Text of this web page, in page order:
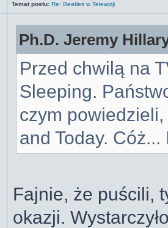
Temat postu: Re: Beatles w Telewizji
Ph.D. Jeremy
Przed chwilą na
Sleeping.
czym powiedzieli,
and Today.
Fajnie, że puścili,
okazji.